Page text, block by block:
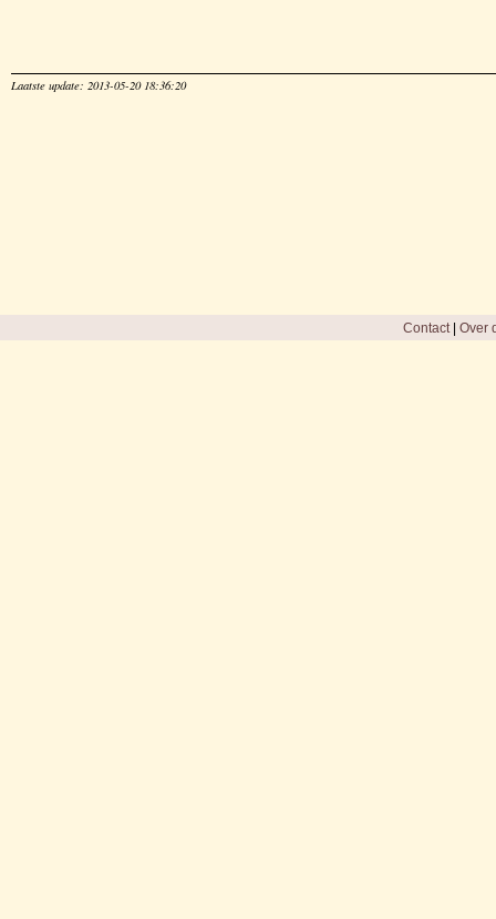
Laatste update: 2013-05-20 18:36:20
Contact| Over